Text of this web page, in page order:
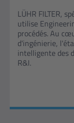
LÜHR FILTER,
utilise
procédés. Au
d'ingénierie,
intelligente des
R&I.